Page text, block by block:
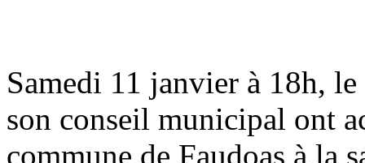
Samedi 11 janvier à 18h,
son conseil municipal ont
commune de Faudoas à la